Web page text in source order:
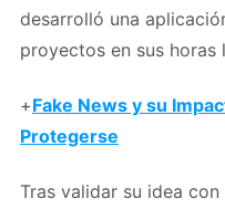
desarrolló una
proyectos en sus horas
+Fake News y su
Protegerse
Tras validar su idea